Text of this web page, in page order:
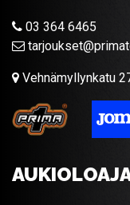
03 364 6465
Vehnämyllynkatu